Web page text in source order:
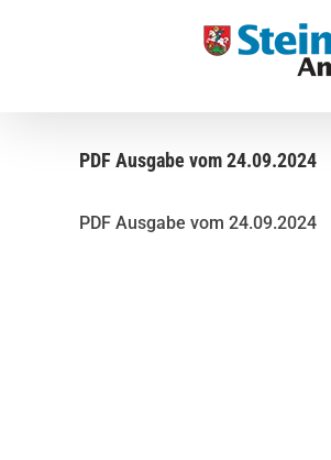
PDF Ausgabe vom 24.09.2024
PDF Ausgabe vom 24.09.2024